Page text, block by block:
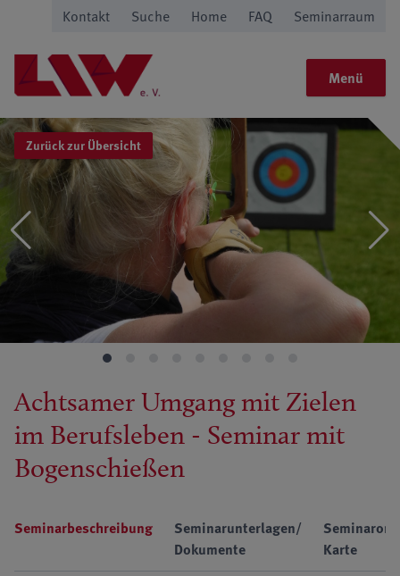
Kontakt Suche Home FAQ Seminarraum
Menü
Zurück zur Übersicht
Achtsamer Umgang mit Zielen
im Berufsleben - Seminar mit
Bogenschießen
Seminarbeschreibung
Seminarunterlagen/
Dokumente
Seminarort/
Karte